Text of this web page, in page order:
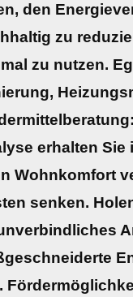
den
zu
zu nutzen.
erhalten
Wohnkomfort
senken.